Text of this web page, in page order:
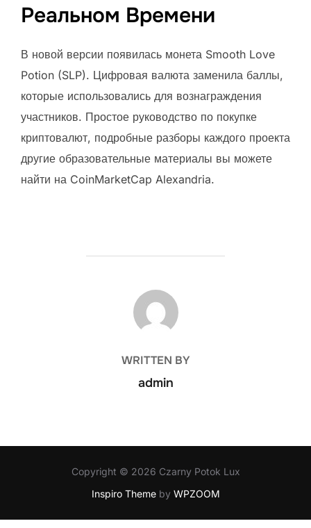
Реальном Времени
В новой версии появилась монета Smooth Love
Potion (SLP). Цифровая валюта заменила баллы,
которые использовались для вознаграждения
участников. Простое руководство по покупке
криптовалют, подробные разборы каждого проекта
другие образовательные материалы вы можете
найти на CoinMarketCap Alexandria.
POST AUTHOR
WRITTEN BY
admin
Copyright © 2026 Czarny Potok Lux
Inspiro Themeby WPZOOM